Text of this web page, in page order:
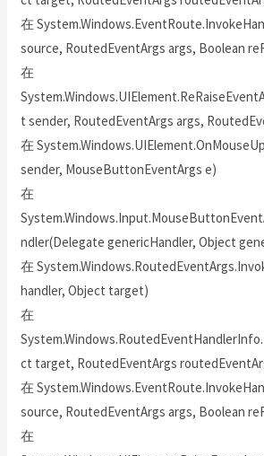
在
source, RoutedEventArgs args, Boolean
在
t sender, RoutedEventArgs args,
在
sender, MouseButtonEventArgs e)
在
ndler(Delegate genericHandler, Object
在
handler, Object target)
在
ct target, RoutedEventArgs
在
source, RoutedEventArgs args, Boolean
在